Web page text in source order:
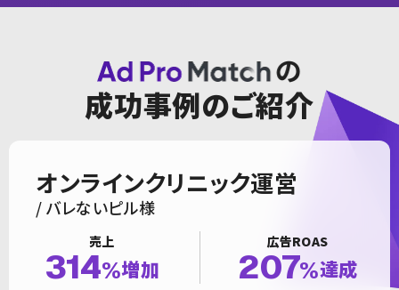
成功事例のご紹介
オンラインクリニック運営
/ バレないピル様
売上
314%増加
広告ROAS
207%達成